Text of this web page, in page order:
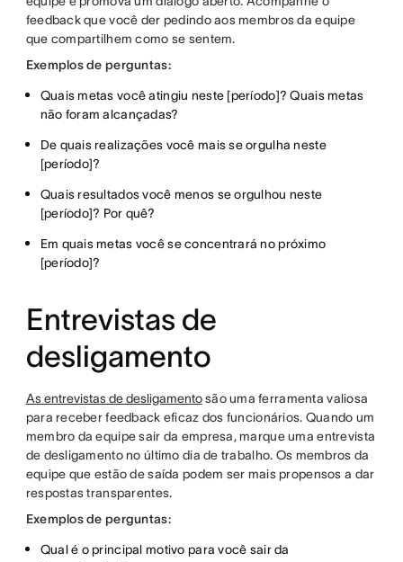
feedback que você der pedindo aos membros da equipe
que compartilhem como se sentem.
Exemplos de perguntas:
Quais metas você atingiu neste [período]? Quais metas
não foram alcançadas?
De quais realizações você mais se orgulha neste
[período]?
Quais resultados você menos se orgulhou neste
[período]? Por quê?
Em quais metas você se concentrará no próximo
[período]?
Entrevistas de
desligamento
As entrevistas de desligamentosão uma ferramenta valiosa
para receber feedback eficaz dos funcionários. Quando um
membro da equipe sair da empresa, marque uma entrevista
de desligamento no último dia de trabalho. Os membros da
equipe que estão de saída podem ser mais propensos a dar
respostas transparentes.
Exemplos de perguntas:
Qual é o principal motivo para você sair da